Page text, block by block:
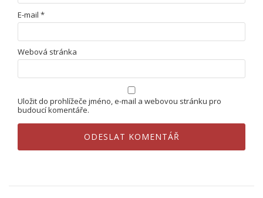
E-mail *
Webová stránka
Uložit do prohlížeče jméno, e-mail a webovou stránku pro
budoucí komentáře.